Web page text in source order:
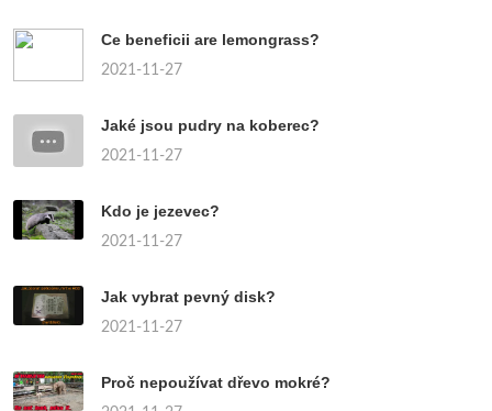
Ce beneficii are lemongrass?
2021-11-27
Jaké jsou pudry na koberec?
2021-11-27
Kdo je jezevec?
2021-11-27
Jak vybrat pevný disk?
2021-11-27
Proč nepoužívat dřevo mokré?